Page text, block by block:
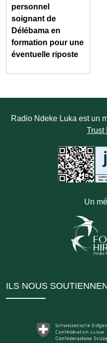
personnel
soignant de
Délébama en
formation pour une
éventuelle riposte
Radio Ndeke Luka est un
Trust
Un
ILS NOUS